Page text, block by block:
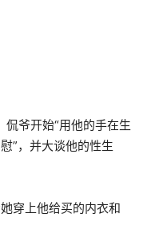
爷开始“用他的手在生
”，并大谈他的性生
穿上他给买的内衣和